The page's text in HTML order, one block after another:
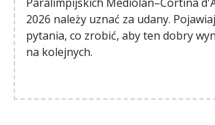
2026 należy uznać za udany.
pytania, co zrobić, aby ten dobry
na kolejnych.